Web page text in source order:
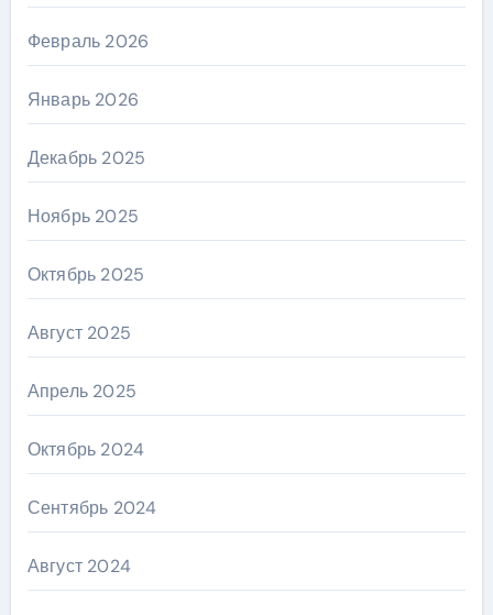
Февраль 2026
Январь 2026
Декабрь 2025
Ноябрь 2025
Октябрь 2025
Август 2025
Апрель 2025
Октябрь 2024
Сентябрь 2024
Август 2024